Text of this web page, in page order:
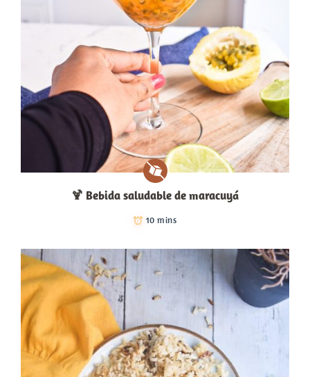
🍹​ Bebida saludable de maracuyá
10 mins